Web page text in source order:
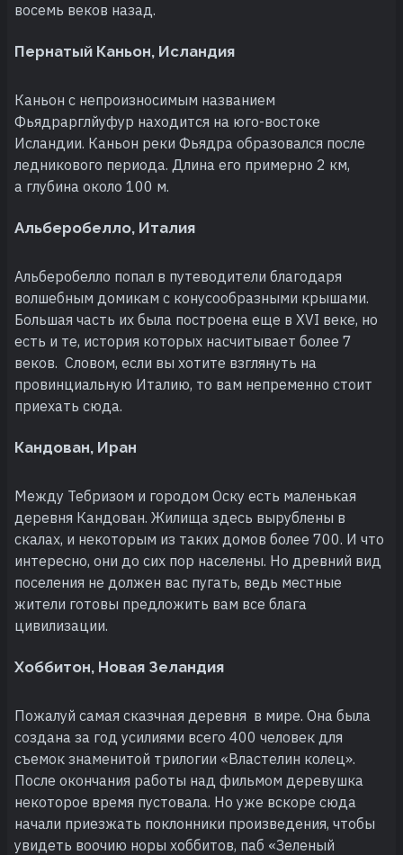
восемь веков назад.
Пернатый Каньон, Исландия
Каньон с непроизносимым названием
Фьядрарглйуфур находится на юго-востоке
Исландии. Каньон реки Фьядра образовался после
ледникового периода. Длина его примерно 2 км,
а глубина около 100 м.
Альберобелло, Италия
Альберобелло попал в путеводители благодаря
волшебным домикам с конусообразными крышами.
Большая часть их была построена еще в XVI веке, но
есть и те, история которых насчитывает более 7
веков. Словом, если вы хотите взглянуть на
провинциальную Италию, то вам непременно стоит
приехать сюда.
Кандован, Иран
Между Тебризом и городом Оску есть маленькая
деревня Кандован. Жилища здесь вырублены в
скалах, и некоторым из таких домов более 700. И что
интересно, они до сих пор населены. Но древний вид
поселения не должен вас пугать, ведь местные
жители готовы предложить вам все блага
цивилизации.
Хоббитон, Новая Зеландия
Пожалуй самая сказчная деревня в мире. Она была
создана за год усилиями всего 400 человек для
съемок знаменитой трилогии «Властелин колец».
После окончания работы над фильмом деревушка
некоторое время пустовала. Но уже вскоре сюда
начали приезжать поклонники произведения, чтобы
увидеть воочию норы хоббитов, паб «Зеленый